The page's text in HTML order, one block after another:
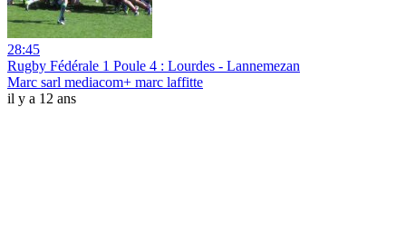
28:45
Rugby Fédérale 1 Poule 4 : Lourdes - Lannemezan
Marc sarl mediacom+ marc laffitte
il y a 12 ans